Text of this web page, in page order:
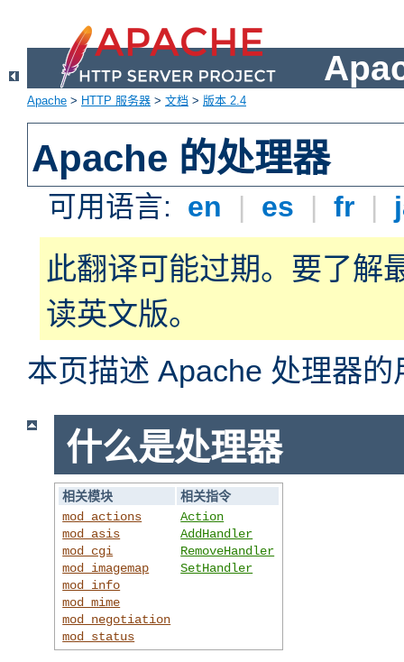
Apache > HTTP 服务器 > 文档 > 版本 2.4
Apache 的处理器
可用语言: en | es | fr |
此翻译可能过期。要了解
读英文版。
本页描述 Apache 处理器的
什么是处理器
相关模块
相关指令
mod_actions
mod_asis
mod_cgi
mod_imagemap
mod_info
mod_mime
mod_negotiation
mod_status
Action
AddHandler
RemoveHandler
SetHandler